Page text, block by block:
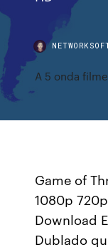
A 5 onda
Game of
1080p
Download
Dublado